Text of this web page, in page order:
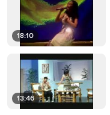
18:10
13:46